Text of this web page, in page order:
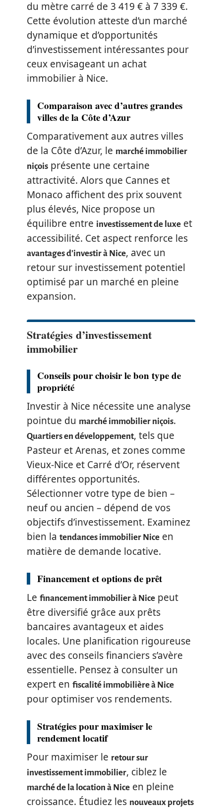
du mètre carré de 3 419 € à 7 339 €.
Cette évolution atteste d’un marché
dynamique et d’opportunités
d’investissement intéressantes pour
ceux envisageant un achat
immobilier à Nice.
Comparaison avec d’autres grandes
villes de la Côte d’Azur
Comparativement aux autres villes
de la Côte d’Azur, le marché immobilier
niçois présente une certaine
attractivité. Alors que Cannes et
Monaco affichent des prix souvent
plus élevés, Nice propose un
équilibre entre investissement de luxe et
accessibilité. Cet aspect renforce les
avantages d’investir à Nice, avec un
retour sur investissement potentiel
optimisé par un marché en pleine
expansion.
Stratégies d’investissement
immobilier
Conseils pour choisir le bon type de
propriété
Investir à Nice nécessite une analyse
pointue du marché immobilier niçois.
Quartiers en développement, tels que
Pasteur et Arenas, et zones comme
Vieux-Nice et Carré d’Or, réservent
différentes opportunités.
Sélectionner votre type de bien –
neuf ou ancien – dépend de vos
objectifs d’investissement. Examinez
bien la tendances immobilier Nice en
matière de demande locative.
Financement et options de prêt
Le financement immobilier à Nice peut
être diversifié grâce aux prêts
bancaires avantageux et aides
locales. Une planification rigoureuse
avec des conseils financiers s’avère
essentielle. Pensez à consulter un
expert en fiscalité immobilière à Nice
pour optimiser vos rendements.
Stratégies pour maximiser le
rendement locatif
Pour maximiser le retour sur
investissement immobilier, ciblez le
marché de la location à Nice en pleine
croissance. Étudiez les nouveaux projets